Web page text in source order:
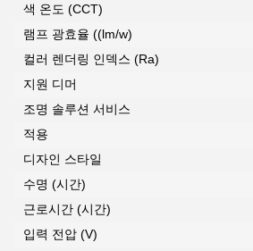
색 온도 (CCT)
램프 광효율 ((lm/w)
컬러 렌더링 인덱스 (Ra)
지원 디머
조명 솔루션 서비스
적용
디자인 스타일
수명 (시간)
근로시간 (시간)
입력 전압 (V)